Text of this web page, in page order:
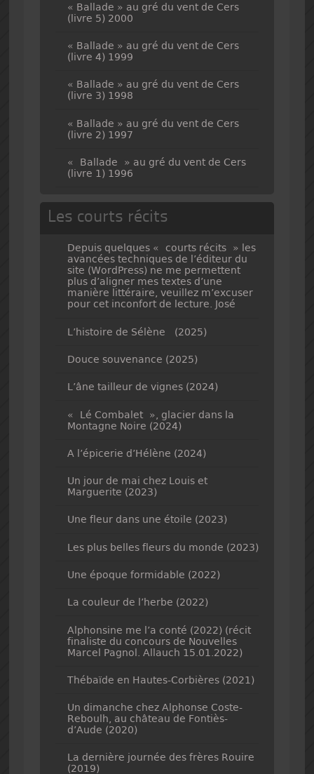
« Ballade » au gré du vent de Cers
(livre 5) 2000
« Ballade » au gré du vent de Cers
(livre 4) 1999
« Ballade » au gré du vent de Cers
(livre 3) 1998
« Ballade » au gré du vent de Cers
(livre 2) 1997
« Ballade » au gré du vent de Cers
(livre 1) 1996
Les courts récits
Depuis quelques « courts récits » les
avancées techniques de l’éditeur du
site (WordPress) ne me permettent
plus d’aligner mes textes d’une
manière littéraire, veuillez m’excuser
pour cet inconfort de lecture. José
L’histoire de Sélène (2025)
Douce souvenance (2025)
L’âne tailleur de vignes (2024)
« Lé Combalet », glacier dans la
Montagne Noire (2024)
A l’épicerie d’Hélène (2024)
Un jour de mai chez Louis et
Marguerite (2023)
Une fleur dans une étoile (2023)
Les plus belles fleurs du monde (2023)
Une époque formidable (2022)
La couleur de l’herbe (2022)
Alphonsine me l’a conté (2022) (récit
finaliste du concours de Nouvelles
Marcel Pagnol. Allauch 15.01.2022)
Thébaïde en Hautes-Corbières (2021)
Un dimanche chez Alphonse Coste-
Reboulh, au château de Fontiès-
d’Aude (2020)
La dernière journée des frères Rouire
(2019)